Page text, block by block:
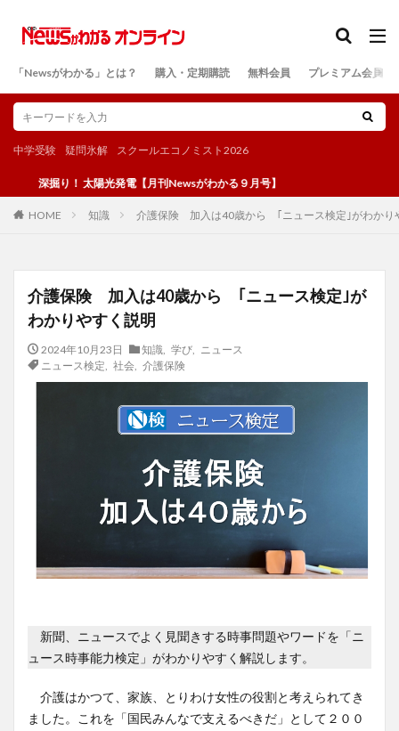
「Newsがわかる」とは？ 購入・定期購読 無料会員 プレミアム会員
中学受験 疑問氷解 スクールエコノミスト2026
！ 太陽光発電【月刊Newsがわかる９月号】
HOME 知識 介護保険 加入は40歳から ｢ニュース検定｣がわかり
介護保険 加入は40歳から ｢ニュース検定｣が
わかりやすく説明
2024年10月23日 知識 学び
ニュース
ニュース検定
社会, 介護保険
新聞、ニュースでよく見聞きする時事問題やワードを「ニ
ュース時事能力検定」がわかりやすく解説します。
介護はかつて、家族、とりわけ女性の役割と考えられてき
ました。これを「国民みんなで支えるべきだ」として２００
検索